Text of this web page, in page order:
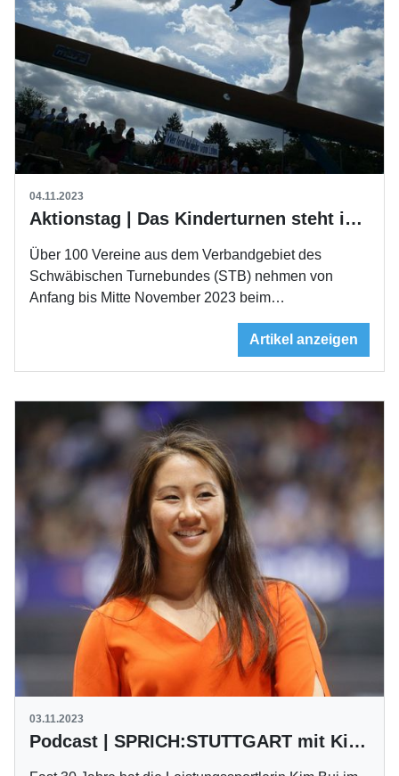
04.11.2023
Aktionstag | Das Kinderturnen steht im Mittelpunkt
Über 100 Vereine aus dem Verbandgebiet des
Schwäbischen Turnebundes (STB) nehmen von
Anfang bis Mitte November 2023 beim…
Artikel anzeigen
03.11.2023
Podcast | SPRICH:STUTTGART mit Kim Bui